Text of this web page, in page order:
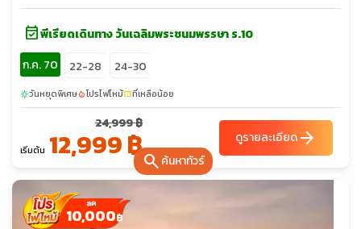
searchค้นหาทัวร์
event_availableพีเรียดเดินทาง วันเฉลิมพระชนมพรรษา ร.10
ก.ค. 70
22-28 24-30
sunnyวันหยุดพิเศษlocal_fire_departmentโปรไฟไหม้confirmation_numberที่เหลือน้อย
เริ่มต้น
24,999 ฿
12,999 ฿ ดูรายละเอียดarrow_forward
10,000฿